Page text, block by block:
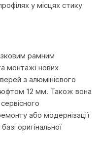
у місцях стику
рамним
монтажі нових
з алюмінієвого
12 мм. Також вона
або модернізації
оригінальної